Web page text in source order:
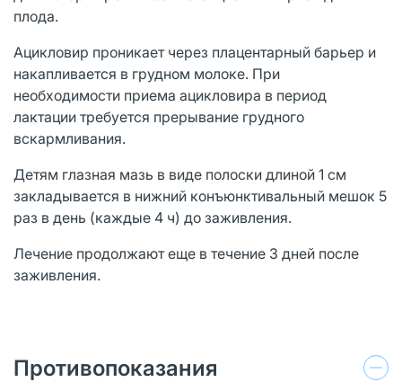
плода.
Ацикловир проникает через плацентарный барьер и
накапливается в грудном молоке. При
необходимости приема ацикловира в период
лактации требуется прерывание грудного
вскармливания.
Детям глазная мазь в виде полоски длиной 1 см
закладывается в нижний конъюнктивальный мешок 5
раз в день (каждые 4 ч) до заживления.
Лечение продолжают еще в течение 3 дней после
заживления.
Противопоказания